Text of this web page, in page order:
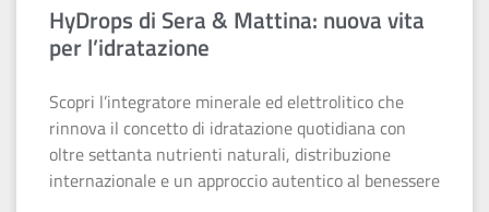
HyDrops di Sera & Mattina: nuova vita
per l’idratazione
Scopri l’integratore minerale ed elettrolitico che
rinnova il concetto di idratazione quotidiana con
oltre settanta nutrienti naturali, distribuzione
internazionale e un approccio autentico al benessere